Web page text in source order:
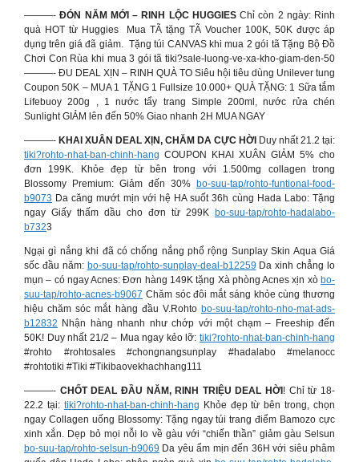
———-ĐÓN NĂM MỚI – RINH LỘC HUGGIESChỉ còn 2 ngày: Rinh
quà HOT từ Huggies ️ Mua TÃ tặng TÃ Voucher 100K, 50K được áp
dụng trên giá đã giảm. ️ Tặng túi CANVAS khi mua 2 gói tã Tặng Bộ Đồ
Chơi Con Rùa khi mua 3 gói tã tiki?sale-luong-ve-xa-kho-giam-den-50
———- ĐU DEAL XỊN – RINH QUÀ TO Siêu hội tiêu dùng Unilever tung
Coupon 50K – MUA 1 TẶNG 1 Fullsize 10.000+ QUÀ TẶNG: 1 Sữa tắm
Lifebuoy 200g , 1 nước tẩy trang Simple 200ml, nước rửa chén
Sunlight GIẢM lên đến 50% Giao nhanh 2H MUA NGAY
———- KHAI XUÂN DEAL XỊN, CHĂM DA CỰC HỜI Duy nhất 21.2 tại:
tiki?rohto-nhat-ban-chinh-hang COUPON KHAI XUÂN GIẢM 5% cho
đơn 199K. Khỏe đẹp từ bên trong với 1.500mg collagen trong
Blossomy Premium: Giảm đến 30% bo-suu-tap/rohto-funtional-food-
b9073 Da căng mướt mịn với hệ HA suốt 36h cùng Hada Labo: Tặng
ngay Giấy thấm dầu cho đơn từ 299K bo-suu-tap/rohto-hadalabo-
b7323
Ngại gì nắng khi đã có chống nắng phổ rộng Sunplay Skin Aqua Giá
sốc đầu năm: bo-suu-tap/rohto-sunplay-deal-b12259 Da xinh chẳng lo
mụn – có ngay Acnes: Đơn hàng 149K tặng Xà phòng Acnes xịn xò bo-
suu-tap/rohto-acnes-b9067 Chăm sóc đôi mắt sáng khỏe cùng thương
hiệu chăm sóc mắt hàng đầu V.Rohto bo-suu-tap/rohto-nho-mat-ads-
b12832 Nhận hàng nhanh như chớp với một chạm – Freeship đến
50K! Duy nhất 21/2 – Mua ngay kẻo lỡ: tiki?rohto-nhat-ban-chinh-hang
#rohto #rohtosales #chongnangsunplay #hadalabo #melanocc
#rohtotiki #Tiki #Tikibaovekhachhang111
———- CHỐT DEAL ĐẦU NĂM, RINH TRIỆU DEAL HỜI ! Chỉ từ 18-
22.2 tại: tiki?rohto-nhat-ban-chinh-hang Khỏe đẹp từ bên trong, chọn
ngay Collagen uống Blossomy: Tặng ngay túi trang điểm Bamozo cực
xinh xắn. Dẹp bỏ mọi nỗi lo về gàu với “chiến thần” giảm gàu Selsun
bo-suu-tap/rohto-selsun-b9069 Da yêu ẩm mịn đến 36H với siêu phâm